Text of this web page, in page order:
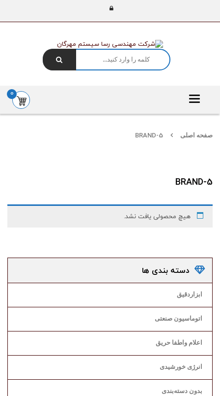
Toggle
0
صفحه اصلی BRAND-5
دسته بندی ها
ابزاردقیق
اتوماسیون صنعتی
اعلام واطفا حریق
انرژی خورشیدی
بدون دسته‌بندی
BRAND-5
هیچ محصولی یافت نشد.